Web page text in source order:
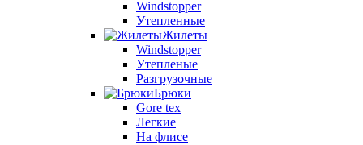
Windstopper
Утепленные
Жилеты
Windstopper
Утепленые
Разгрузочные
Брюки
Gore tex
Легкие
На флисе